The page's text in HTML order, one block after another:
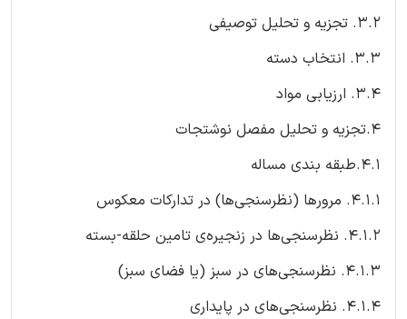
۳.۲. تجزیه و تحلیل توصیفی
۳.۳. انتخاب دسته
۳.۴. ارزیابی مواد
۴.تجزیه و تحلیل مفصل نوشتجات
۴.۱.طبقه ‌بندی مساله
۴.۱.۱. مرورها (نظرسنجی‌ها) در تدارکات معکوس
۴.۱.۲. نظرسنجی‌ها در زنجیره‌ی تامین حلقه-بسته
۴.۱.۳. نظرسنجی‌های در سبز (یا فضای سبز)
۴.۱.۴. نظرسنجی‌های در پایداری